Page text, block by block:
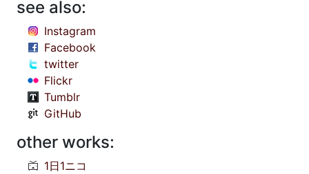
see also:
Instagram
Facebook
twitter
Flickr
Tumblr
GitHub
other works:
1日1ニコ